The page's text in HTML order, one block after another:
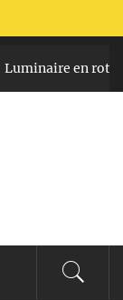
en rotin et
Plats